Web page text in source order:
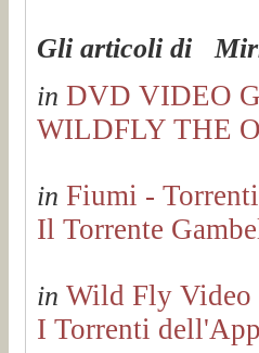
Gli articoli di
in DVD VIDEO
WILDFLY THE
in Fiumi -
Il Torrente
in Wild Fly Video
I Torrenti